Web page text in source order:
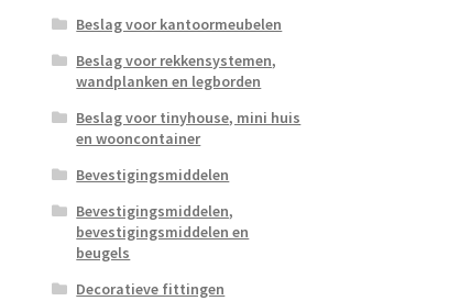
Beslag voor kantoormeubelen
Beslag voor rekkensystemen,
wandplanken en legborden
Beslag voor tinyhouse, mini huis
en wooncontainer
Bevestigingsmiddelen
Bevestigingsmiddelen,
bevestigingsmiddelen en
beugels
Decoratieve fittingen